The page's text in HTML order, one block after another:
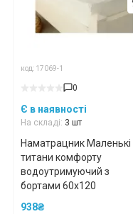
код: 17069-1
0
Є в наявності
На складі: 3 шт
Наматрацник Маленькі
титани комфорту
водоутримуючий з
бортами 60x120
938₴